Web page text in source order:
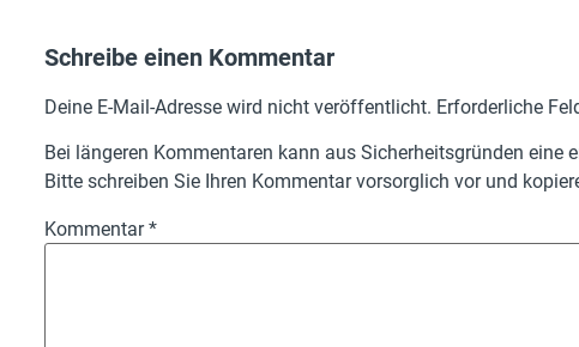
Schreibe einen Kommentar
Deine E-Mail-Adresse wird nicht veröffentlicht. Erforderliche
Bei längeren Kommentaren kann aus Sicherheitsgründen eine
Bitte schreiben Sie Ihren Kommentar vorsorglich vor und
Kommentar*